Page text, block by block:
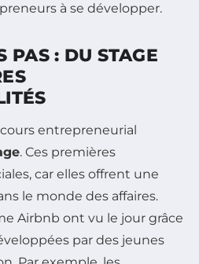
à se développer.
PAS : DU STAGE
entrepreneurial
. Ces premières
car elles offrent une
le monde des affaires.
Airbnb ont vu le jour grâce
par des jeunes